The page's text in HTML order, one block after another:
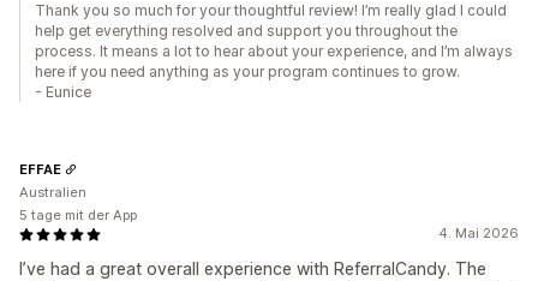
Thank you so much for your thoughtful review! I’m really glad I could
help get everything resolved and support you throughout the
process. It means a lot to hear about your experience, and I’m always
here if you need anything as your program continues to grow.
- Eunice
4. Mai 2026
I’ve had a great overall experience with ReferralCandy. The
EFFAE
Australien
5 tage mit der App